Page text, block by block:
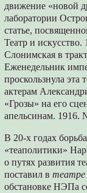
движение «новой
лаборатории
статье,
Театр и
Слонимская в
Еженедельник
проскользнула
актерам
«Грозы» на его
апельсинам. 1916.
В 20-х годах
«теаполитики»
о путях развития
поставил втеатре
обстановке НЭПа